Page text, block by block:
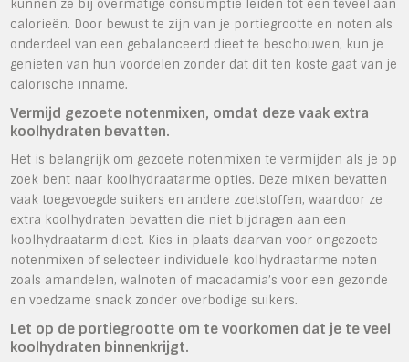
kunnen ze bij overmatige consumptie leiden tot een teveel aan
calorieën. Door bewust te zijn van je portiegrootte en noten als
onderdeel van een gebalanceerd dieet te beschouwen, kun je
genieten van hun voordelen zonder dat dit ten koste gaat van je
calorische inname.
Vermijd gezoete notenmixen, omdat deze vaak extra
koolhydraten bevatten.
Het is belangrijk om gezoete notenmixen te vermijden als je op
zoek bent naar koolhydraatarme opties. Deze mixen bevatten
vaak toegevoegde suikers en andere zoetstoffen, waardoor ze
extra koolhydraten bevatten die niet bijdragen aan een
koolhydraatarm dieet. Kies in plaats daarvan voor ongezoete
notenmixen of selecteer individuele koolhydraatarme noten
zoals amandelen, walnoten of macadamia’s voor een gezonde
en voedzame snack zonder overbodige suikers.
Let op de portiegrootte om te voorkomen dat je te veel
koolhydraten binnenkrijgt.